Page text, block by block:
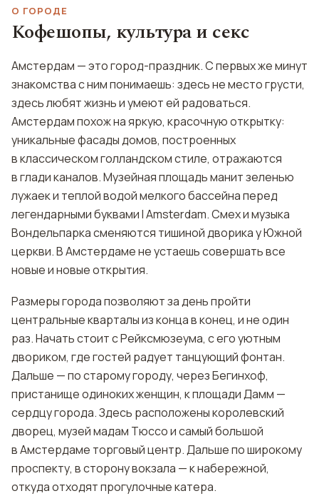
О ГОРОДЕ
Кофешопы, культура и секс
Амстердам — это город-праздник. С первых же минут
знакомства с ним понимаешь: здесь не место грусти,
здесь любят жизнь и умеют ей радоваться.
Амстердам похож на яркую, красочную открытку:
уникальные фасады домов, построенных
в классическом голландском стиле, отражаются
в глади каналов. Музейная площадь манит зеленью
лужаек и теплой водой мелкого бассейна перед
легендарными буквами I Amsterdam. Смех и музыка
Вондельпарка сменяются тишиной дворика у Южной
церкви. В Амстердаме не устаешь совершать все
новые и новые открытия.
Размеры города позволяют за день пройти
центральные кварталы из конца в конец, и не один
раз. Начать стоит с Рейксмюзеума, с его уютным
двориком, где гостей радует танцующий фонтан.
Дальше — по старому городу, через Бегинхоф,
пристанище одиноких женщин, к площади Дамм —
сердцу города. Здесь расположены королевский
дворец, музей мадам Тюссо и самый большой
в Амстердаме торговый центр. Дальше по широкому
проспекту, в сторону вокзала — к набережной,
откуда отходят прогулочные катера.